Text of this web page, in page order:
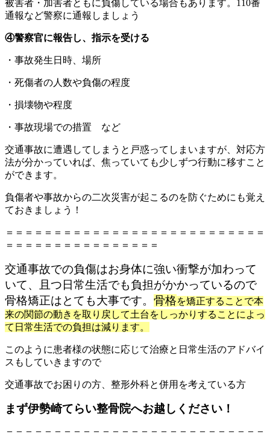
被害者・加害者ともに負傷している場合もあります。110番
通報など警察に通報しましょう
④警察官に報告し、指示を受ける
・事故発生日時、場所
・死傷者の人数や負傷の程度
・損壊物や程度
・事故現場での措置 など
交通事故に遭遇してしまうと戸惑ってしまいますが、対応方
法が分かっていれば、焦っていても少しずつ行動に移すこと
ができます。
負傷者や事故からの二次災害が起こるのを防ぐためにも覚え
ておきましょう！
＝＝＝＝＝＝＝＝＝＝＝＝＝＝＝＝＝＝＝＝＝＝＝＝＝＝＝
＝＝＝＝＝＝＝＝＝＝＝＝＝＝＝＝
交通事故での負傷はお身体に強い衝撃が加わって
いて、且つ日常生活でも負担がかかっているので
骨格矯正はとても大事です。 骨格を矯正することで本
来の関節の動きを取り戻して土台をしっかりすることによっ
て日常生活での負担は減ります。
このように患者様の状態に応じて治療と日常生活のアドバイ
スもしていきますので
交通事故でお困りの方、整形外科と併用を考えている方
まず伊勢崎てらい整骨院へお越しください！